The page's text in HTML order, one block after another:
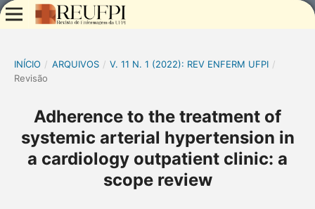
INÍCIO / ARQUIVOS / V. 11 N. 1 (2022): REV ENFERM UFPI /
Revisão
Adherence to the treatment of
systemic arterial hypertension in
a cardiology outpatient clinic: a
scope review